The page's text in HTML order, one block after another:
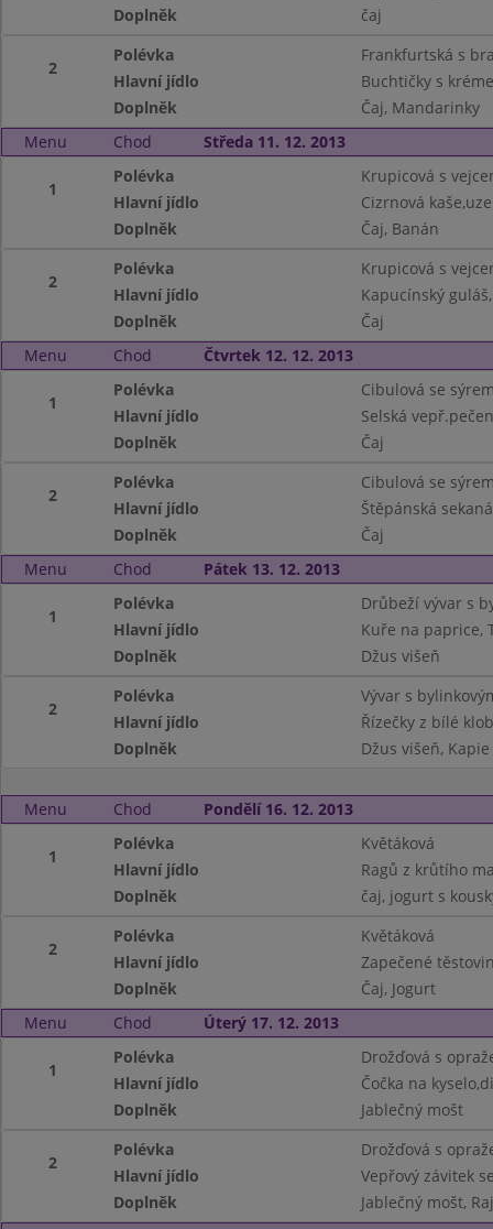
Doplněk
čaj
2
Polévka
Frankfurtská s
Hlavní jídlo
Buchtičky s
Doplněk
Čaj, Mandarinky
Menu
Chod Středa 11. 12. 2013
1
Polévka
Krupicová s
Hlavní jídlo
Cizrnová
Doplněk
Čaj, Banán
2
Polévka
Krupicová s
Hlavní jídlo
Kapucínský
Doplněk
Čaj
Menu
Chod Čtvrtek 12. 12. 2013
1
Polévka
Cibulová se
Hlavní jídlo
Selská
Doplněk
Čaj
2
Polévka
Cibulová se
Hlavní jídlo
Štěpánská
Doplněk
Čaj
Menu
Chod Pátek 13. 12. 2013
1
Polévka
Drůbeží vývar s
Hlavní jídlo
Kuře na paprice,
Doplněk
Džus višeň
2
Polévka
Vývar s
Hlavní jídlo
Řízečky z bílé
Doplněk
Džus višeň, Kapie
Menu Chod Pondělí 16. 12. 2013
1
Polévka
Květáková
Hlavní jídlo
Ragů z krůtího
Doplněk
čaj, jogurt s
2
Polévka
Květáková
Hlavní jídlo
Zapečené
Doplněk
Čaj, Jogurt
Menu
Chod Úterý 17. 12. 2013
1
Polévka
Drožďová s
Hlavní jídlo
Čočka na
Doplněk
Jablečný mošt
2
Polévka
Drožďová s
Hlavní jídlo
Vepřový závitek
Doplněk
Jablečný mošt,